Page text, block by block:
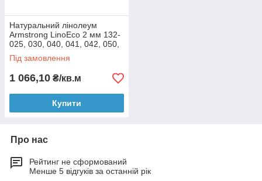
Натуральний лінолеум
Armstrong LinoEco 2 мм 132-
025, 030, 040, 041, 042, 050,
053, 054, 058, 072, 073, 080
Персиковий
Під замовлення
1 066,10 ₴/кв.м
Купити
Про нас
Рейтинг не сформований
Менше 5 відгуків за останній рік